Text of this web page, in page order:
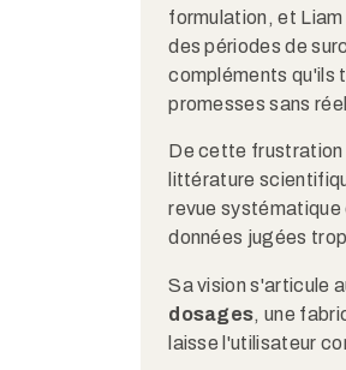
formulation, et
des périodes de
compléments qu'ils
promesses sans
De cette frustration
littérature
revue
données jugées
Sa vision s'articule
dosages, une
laisse l'utilisateur